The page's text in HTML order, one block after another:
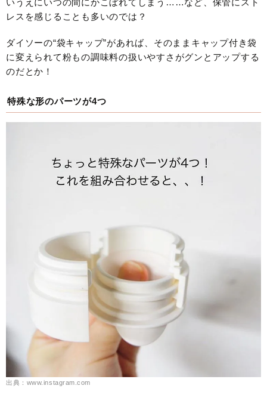
いうえにいつの間にかこぼれてしまう……など、保管にスト
レスを感じることも多いのでは？
ダイソーの“袋キャップ”があれば、そのままキャップ付き袋
に変えられて粉もの調味料の扱いやすさがグンとアップする
のだとか！
特殊な形のパーツが4つ
出典：www.instagram.com